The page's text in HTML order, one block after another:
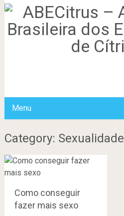
Menu
Category: Sexualidade
Como conseguir
fazer mais sexo